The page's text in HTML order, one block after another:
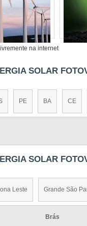
na internet
SOLAR
PE BA CE
SOLAR
Leste Grande São
Brás